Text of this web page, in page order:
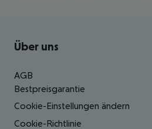
Footer navigation
Über uns
AGB
Bestpreisgarantie
Cookie-Einstellungen ändern
Cookie-Richtlinie